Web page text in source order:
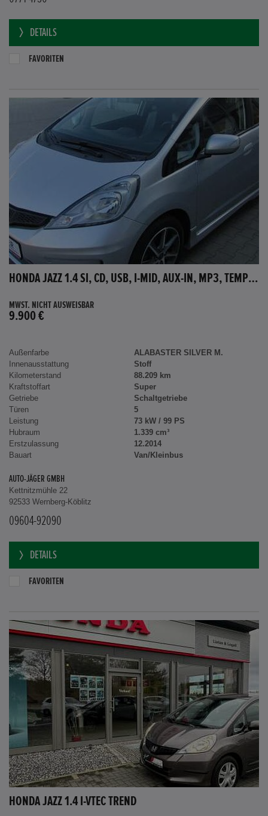
DETAILS
FAVORITEN
HONDA JAZZ 1.4 SI, CD, USB, I-MID, AUX-IN, MP3, TEMPOMAT
MWST. NICHT AUSWEISBAR
9.900 €
Außenfarbe
ALABASTER SILVER M.
Innenausstattung
Stoff
Kilometerstand
88.209 km
Kraftstoffart
Super
Getriebe
Schaltgetriebe
Türen
5
Leistung
73 kW / 99 PS
Hubraum
1.339 cm³
Erstzulassung
12.2014
Bauart
Van/Kleinbus
AUTO-JÄGER GMBH
Kettnitzmühle 22
92533 Wernberg-Köblitz
09604-92090
DETAILS
FAVORITEN
HONDA JAZZ 1.4 I-VTEC TREND